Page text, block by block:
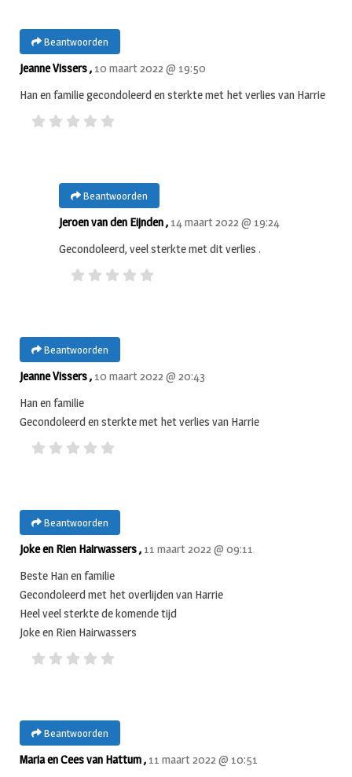
Beantwoorden
Jeanne Vissers , 10 maart 2022 @ 19:50
Han en familie gecondoleerd en sterkte met het verlies van Harrie
Beantwoorden
Jeroen van den Eijnden , 14 maart 2022 @ 19:24
Gecondoleerd, veel sterkte met dit verlies .
Beantwoorden
Jeanne Vissers , 10 maart 2022 @ 20:43
Han en familie
Gecondoleerd en sterkte met het verlies van Harrie
Beantwoorden
Joke en Rien Hairwassers , 11 maart 2022 @ 09:11
Beste Han en familie
Gecondoleerd met het overlijden van Harrie
Heel veel sterkte de komende tijd
Joke en Rien Hairwassers
Beantwoorden
Maria en Cees van Hattum , 11 maart 2022 @ 10:51